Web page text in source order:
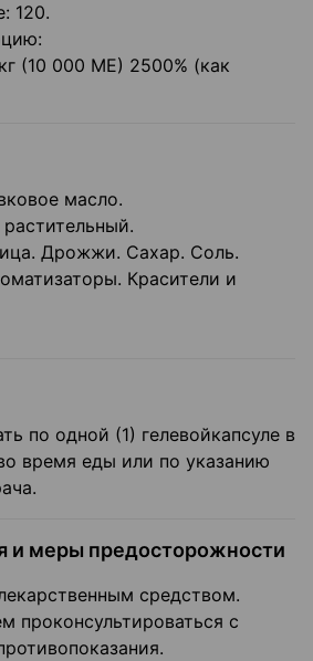
120.
(10 000 МЕ) 2500% (как
масло.
Дрожжи. Сахар. Соль.
Красители и
по одной (1) гелевойкапсуле в
время еды или по указанию
и меры предосторожности
средством.
проконсультироваться с